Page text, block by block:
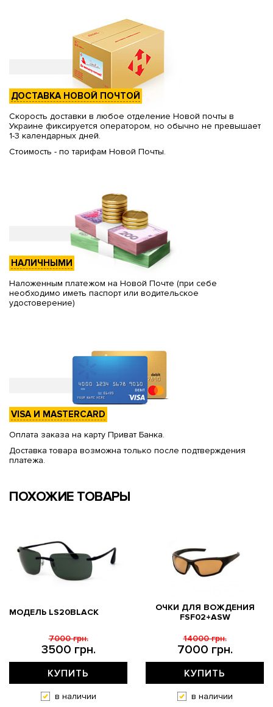
ДОСТАВКА НОВОЙ ПОЧТОЙ
Скорость доставки в любое отделение Новой почты в
Украине фиксируется оператором, но обычно не превышает
1-3 календарных дней.
Стоимость - по тарифам Новой Почты.
НАЛИЧНЫМИ
Наложенным платежом на Новой Почте (при себе
необходимо иметь паспорт или водительское
удостоверение)
VISA И MASTERCARD
Оплата заказа на карту Приват Банка.
Доставка товара возможна только после подтверждения
платежа.
ПОХОЖИЕ ТОВАРЫ
МОДЕЛЬ LS20BLACK
3500 грн.
7000 грн.
КУПИТЬ
в наличии
ОЧКИ ДЛЯ ВОЖДЕНИЯ
FSF02+ASW
7000 грн.
14000 грн.
КУПИТЬ
в наличии